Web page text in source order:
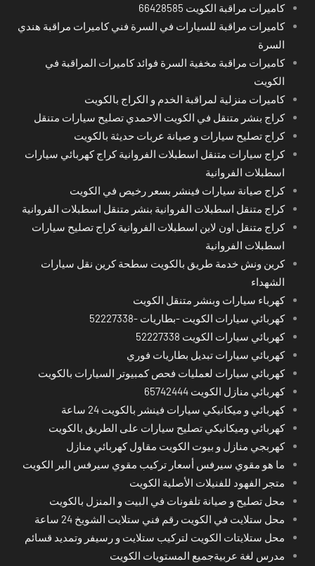
كاميرات مراقبة الكويت 66428585
كاميرات مراقبة للسيارات في السرة فني كاميرات مراقبة هندي
السرة
كاميرات مراقبة مخفية السرة فوائد كاميرات المراقبة في
الكويت
كاميرات منزلية لمراقبة الخدم و الكراج بالكويت
كراج بنشر متنقل في الكويت الاحمدي تصليح سيارات متنقل
كراج تصليح سيارات و صيانة عربات حديثة بالكويت
كراج سيارات متنقل اسطبلات الفروانية كراج كهربائي سيارات
اسطبلات الفروانية
كراج صيانة سيارات فينشر بسعر رخيص في الكويت
كراج متنقل اسطبلات الفروانية بنشر متنقل اسطبلات الفروانية
كراج متنقل اون لاين اسطبلات الفروانية كراج تصليح سيارات
اسطبلات الفروانية
كرين ونش خدمة طريق بالكويت سطحة كرين نقل سيارات
الشهداء
كهرباء سيارات وبنشر متنقل الكويت
كهربائي سيارات الكويت -بطاريات -52227338
كهربائي سيارات الكويت 52227338
كهربائي سيارات تبديل بطاريات فوري
كهربائي سيارات لعمليات فحص كمبيوتر السيارات بالكويت
كهربائي منازل الكويت 65742444
كهربائي و ميكانيكي سيارات فينشر بالكويت 24 ساعة
كهربائي وميكانيكي تصليح سيارات على الطريق بالكويت
كهربجي منازل و بيوت الكويت مقاول كهربائي منازل
ما هو مقوي سيرفس أسعار تركيب مقوي سيرفس البر الكويت
متجر الفهود للفنيلات الأصلية الكويت
محل تصليح و صيانة تلفونات في البيت و المنزل بالكويت
محل ستلايت في الكويت رقم فني ستلايت الشويخ 24 ساعة
محل ستلايتات الكويت لتركيب ستلايت و رسيفر وتمديد قسائم
مدرس لغة عربيةجميع المستويات الكويت